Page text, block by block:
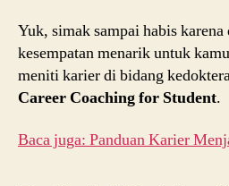
Yuk, simak sampai habis
kesempatan menarik untuk
meniti karier di bidang
Career Coaching for Student.
Baca juga: Panduan Karier